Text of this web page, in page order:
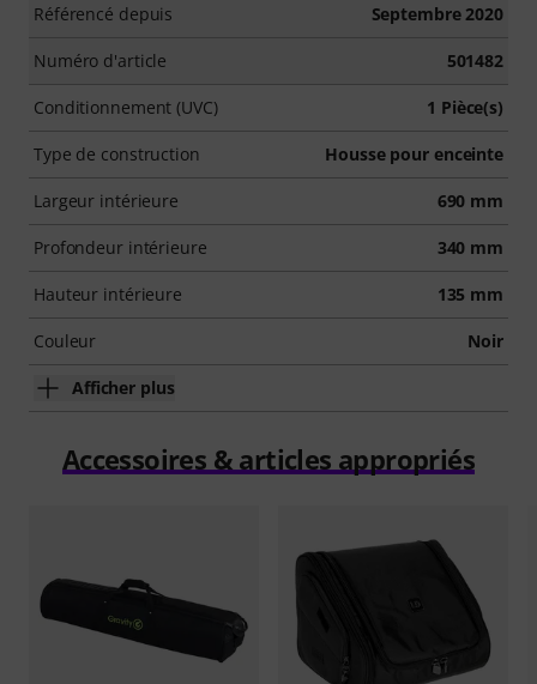
Référencé depuis Septembre 2020
Numéro d'article 501482
Conditionnement (UVC) 1 Pièce(s)
Type de construction Housse pour enceinte
Largeur intérieure 690 mm
Profondeur intérieure 340 mm
Hauteur intérieure 135 mm
Couleur Noir
Afficher plus
Accessoires & articles appropriés